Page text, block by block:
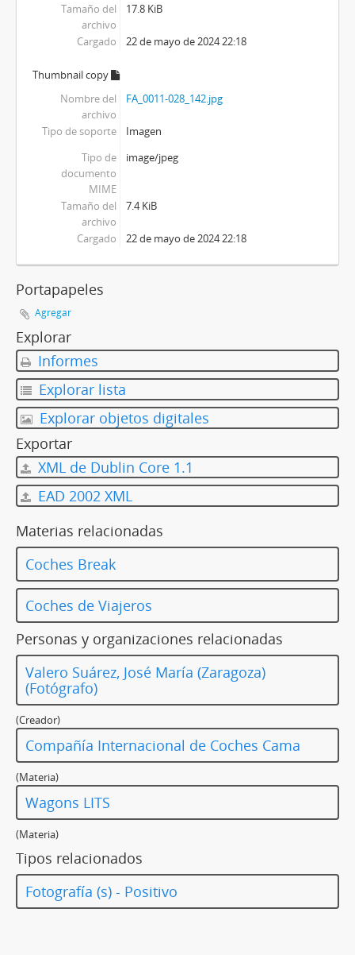
Tamaño del
archivo
17.8 KiB
Cargado 22 de mayo de 2024 22:18
Thumbnail copy
Nombre del
archivo
FA_0011-028_142.jpg
Tipo de soporte
Imagen
Tipo de
documento
MIME
image/jpeg
Tamaño del
archivo
7.4 KiB
Cargado 22 de mayo de 2024 22:18
Portapapeles
Agregar
Explorar
Informes
Explorar lista
Explorar objetos digitales
Exportar
XML de Dublin Core 1.1
EAD 2002 XML
Materias relacionadas
Coches Break
Coches de Viajeros
Personas y organizaciones relacionadas
Valero Suárez, José María (Zaragoza)
(Fotógrafo)
(Creador)
Compañía Internacional de Coches Cama
(Materia)
Wagons LITS
(Materia)
Tipos relacionados
Fotografía (s) - Positivo